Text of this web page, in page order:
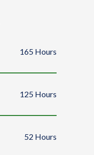
165 Hours
125 Hours
52 Hours